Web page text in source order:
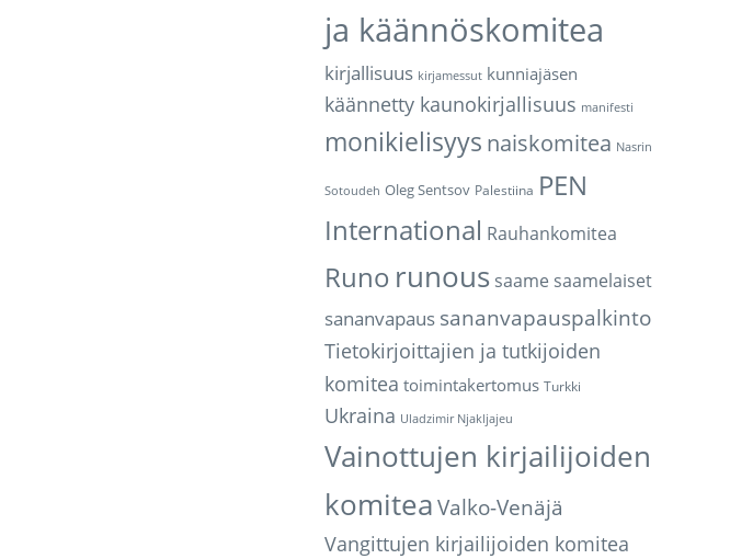
ja käännöskomitea
kirjallisuus kirjamessut kunniajäsen
käännetty kaunokirjallisuus manifesti
monikielisyys naiskomitea Nasrin
Sotoudeh Oleg Sentsov Palestiina PEN
International Rauhankomitea
Runo runous saame saamelaiset
sananvapaus sananvapauspalkinto
Tietokirjoittajien ja tutkijoiden
komitea toimintakertomus Turkki
Ukraina Uladzimir Njakljajeu
Vainottujen kirjailijoiden
komitea Valko-Venäjä
Vangittujen kirjailijoiden komitea